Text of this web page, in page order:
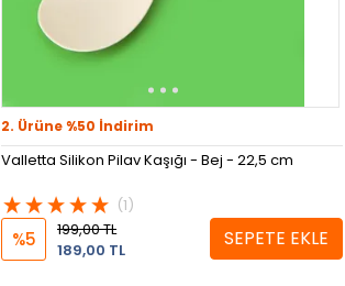
2. Ürüne %50 İndirim
Valletta Silikon Pilav Kaşığı - Bej - 22,5 cm
(1)
%5
199,00 TL
189,00 TL
SEPETE EKLE